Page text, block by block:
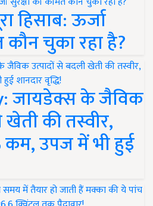
हिसाब: ऊर्जा
कौन चुका रहा है?
जायडेक्स के जैविक
खेती की तस्वीर,
उपज में भी हुई